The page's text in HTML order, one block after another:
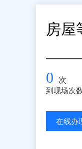
房屋
0 次
到现场次
在线办